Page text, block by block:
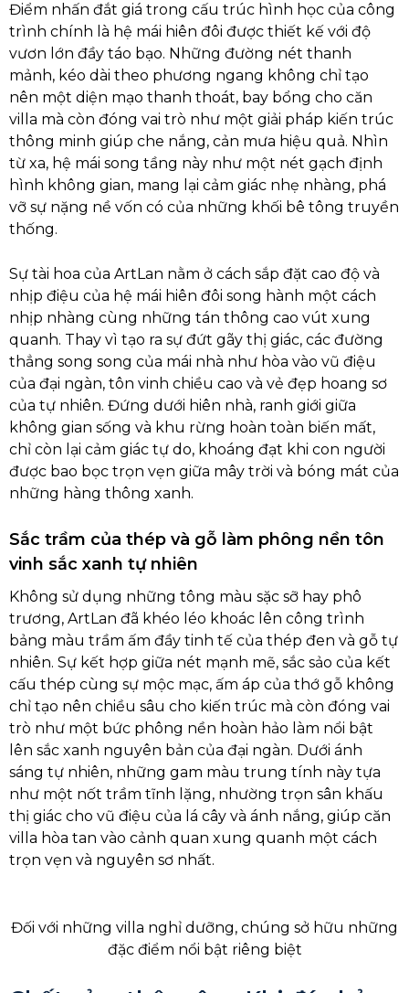
Điểm nhấn đắt giá trong cấu trúc hình học của công
trình chính là hệ mái hiên đôi được thiết kế với độ
vươn lớn đầy táo bạo. Những đường nét thanh
mảnh, kéo dài theo phương ngang không chỉ tạo
nên một diện mạo thanh thoát, bay bổng cho căn
villa mà còn đóng vai trò như một giải pháp kiến trúc
thông minh giúp che nắng, cản mưa hiệu quả. Nhìn
từ xa, hệ mái song tầng này như một nét gạch định
hình không gian, mang lại cảm giác nhẹ nhàng, phá
vỡ sự nặng nề vốn có của những khối bê tông truyền
thống.
Sự tài hoa của ArtLan nằm ở cách sắp đặt cao độ và
nhịp điệu của hệ mái hiên đôi song hành một cách
nhịp nhàng cùng những tán thông cao vút xung
quanh. Thay vì tạo ra sự đứt gãy thị giác, các đường
thẳng song song của mái nhà như hòa vào vũ điệu
của đại ngàn, tôn vinh chiều cao và vẻ đẹp hoang sơ
của tự nhiên. Đứng dưới hiên nhà, ranh giới giữa
không gian sống và khu rừng hoàn toàn biến mất,
chỉ còn lại cảm giác tự do, khoáng đạt khi con người
được bao bọc trọn vẹn giữa mây trời và bóng mát của
những hàng thông xanh.
Sắc trầm của thép và gỗ làm phông nền tôn
vinh sắc xanh tự nhiên
Không sử dụng những tông màu sặc sỡ hay phô
trương, ArtLan đã khéo léo khoác lên công trình
bảng màu trầm ấm đầy tinh tế của thép đen và gỗ tự
nhiên. Sự kết hợp giữa nét mạnh mẽ, sắc sảo của kết
cấu thép cùng sự mộc mạc, ấm áp của thớ gỗ không
chỉ tạo nên chiều sâu cho kiến trúc mà còn đóng vai
trò như một bức phông nền hoàn hảo làm nổi bật
lên sắc xanh nguyên bản của đại ngàn. Dưới ánh
sáng tự nhiên, những gam màu trung tính này tựa
như một nốt trầm tĩnh lặng, nhường trọn sân khấu
thị giác cho vũ điệu của lá cây và ánh nắng, giúp căn
villa hòa tan vào cảnh quan xung quanh một cách
trọn vẹn và nguyên sơ nhất.
Đối với những villa nghỉ dưỡng, chúng sở hữu những
đặc điểm nổi bật riêng biệt